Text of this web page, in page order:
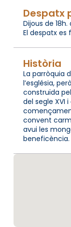
Despatx
Dijous de 18h.
El despatx es
Història
La parròquia
l’església,
construïda
del segle XVI
convent
avui les
beneficència.